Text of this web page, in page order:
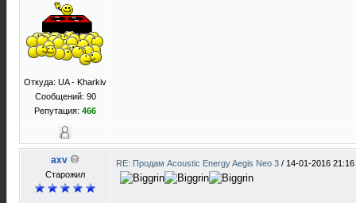
Откуда: UA - Kharkiv
Сообщений: 90
Репутация: 466
axv
Старожил
RE: Продам Acoustic Energy Aegis Neo 3 / 14-01-2016 21:16